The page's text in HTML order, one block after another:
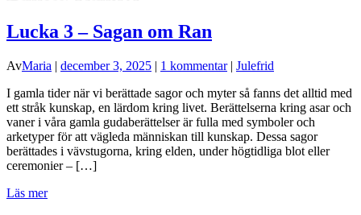
Lucka 3 – Sagan om Ran
AvMaria | december 3, 2025 | 1 kommentar| Julefrid
I gamla tider när vi berättade sagor och myter så fanns det alltid med
ett stråk kunskap, en lärdom kring livet. Berättelserna kring asar och
vaner i våra gamla gudaberättelser är fulla med symboler och
arketyper för att vägleda människan till kunskap. Dessa sagor
berättades i vävstugorna, kring elden, under högtidliga blot eller
ceremonier – […]
Läs mer